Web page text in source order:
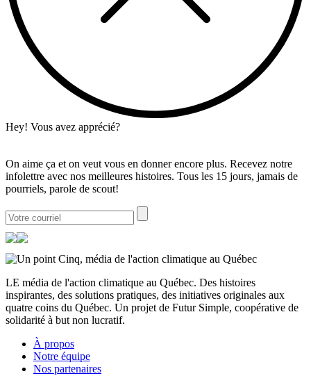
Hey! Vous avez apprécié?
On aime ça et on veut vous en donner encore plus. Recevez notre
infolettre avec nos meilleures histoires. Tous les 15 jours, jamais de
pourriels, parole de scout!
LE média de l'action climatique au Québec. Des histoires
inspirantes, des solutions pratiques, des initiatives originales aux
quatre coins du Québec. Un projet de Futur Simple, coopérative de
solidarité à but non lucratif.
À propos
Notre équipe
Nos partenaires